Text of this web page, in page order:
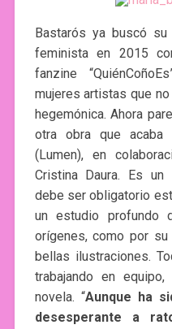
Bastarós ya buscó
feminista en 2015
fanzine
mujeres artistas que
hegemónica. Ahora
otra obra que acaba
(Lumen), en
Cristina Daura. Es un
debe ser obligatorio
un estudio profundo
orígenes, como por
bellas ilustraciones.
trabajando en
novela. “Aunque ha
desesperante a